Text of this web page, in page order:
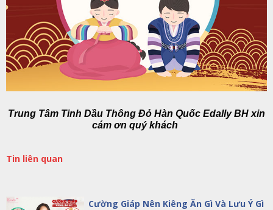
Trung Tâm Tinh Dầu Thông Đỏ Hàn Quốc Edally BH xin
cám ơn quý khách
Tin liên quan
Cường Giáp Nên Kiêng Ăn Gì Và Lưu Ý Gì